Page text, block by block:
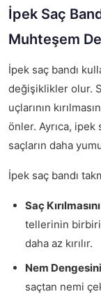
İpek Saç
Muhteşem
İpek saç bandı
değişiklikler olur.
uçlarının
önler. Ayrıca, ipek
saçların daha
İpek saç bandı
Saç
tellerinin
daha az kırılır.
Nem
saçtan nemi